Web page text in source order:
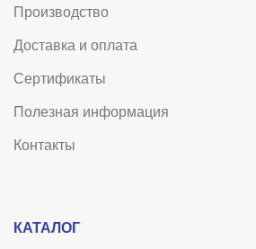
Производство
Доставка и оплата
Сертификаты
Полезная информация
Контакты
КАТАЛОГ